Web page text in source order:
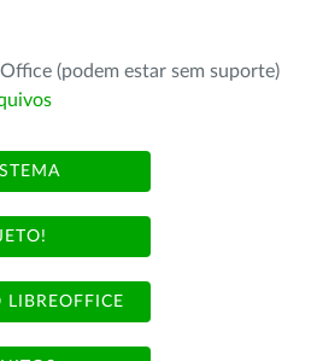
(podem estar sem suporte)